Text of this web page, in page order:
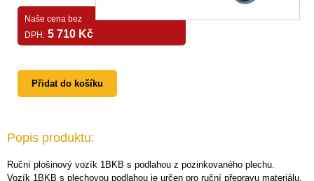
Naše cena bez
DPH: 5 710 Kč
Přidat do košíku
Popis produktu:
Ruční plošinový vozík 1BKB s podlahou z pozinkovaného plechu.
Vozík 1BKB s plechovou podlahou je určen pro ruční přepravu materiálu.